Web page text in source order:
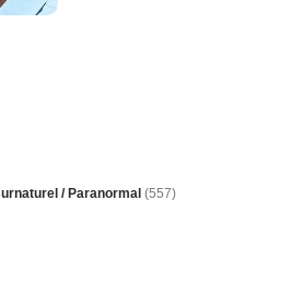
/ Paranormal (557)